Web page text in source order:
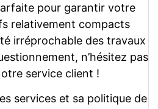
pour garantir votre
relativement compacts
irréprochable des travaux
n’hésitez pas
service client !
services et sa politique de